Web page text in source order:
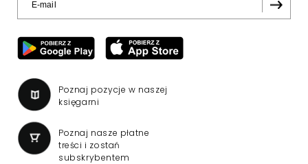
Poznaj pozycje w naszej
księgarni
Poznaj nasze płatne
treści i zostań
subskrybentem